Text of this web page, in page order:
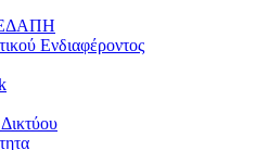
Ενδιαφέροντος